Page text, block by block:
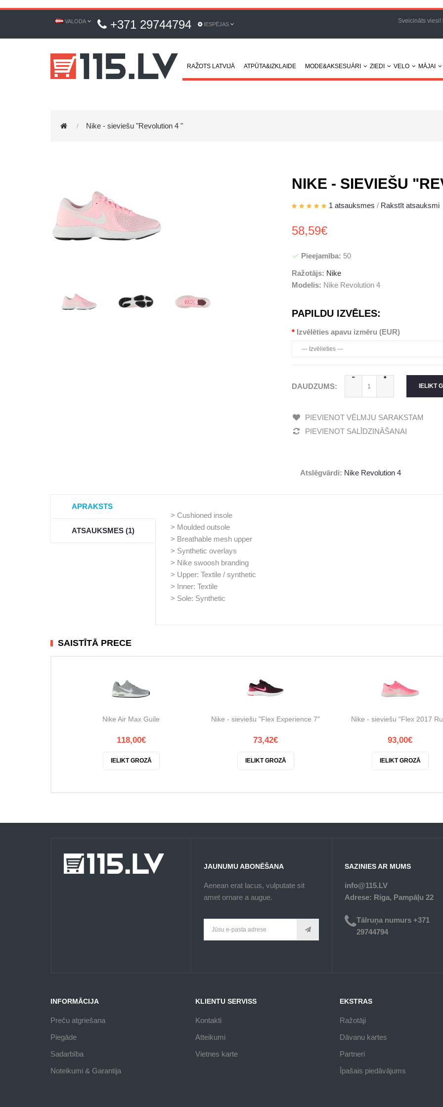
VALODA +371 29744794 IESPĒJAS Sveicināts viesi!
RAŽOTS LATVIJĀ ATPŪTA&IZKLAIDE MODE&AKSESUĀRI ZIEDI VELO MĀJAI
Nike - sieviešu "Revolution 4 "
NIKE - SIEVIEŠU
1 atsauksmes / Rakstīt atsauksmi
58,59€
Pieejamība: 50
Ražotājs: Nike
Modelis: Nike Revolution 4
PAPILDU IZVĒLES:
Izvēlēties apavu izmēru (EUR)
DAUDZUMS: IELIKT
PIEVIENOT VĒLMJU SARAKSTAM
PIEVIENOT SALĪDZINĀŠANAI
Atslēgvārdi: Nike Revolution 4
APRAKSTS
ATSAUKSMES (1)
> Cushioned insole
> Moulded outsole
> Breathable mesh upper
> Synthetic overlays
> Nike swoosh branding
> Upper: Textile / synthetic
> Inner: Textile
> Sole: Synthetic
SAISTĪTĀ PRECE
Nike Air Max Guile
118,00€
IELIKT GROZĀ
Nike - sieviešu "Flex Experience 7"
73,42€
IELIKT GROZĀ
Nike - sieviešu "Flex 2017
93,00€
IELIKT GROZĀ
JAUNUMU ABONĒŠANA
Aenean erat lacus, vulputate sit
amet ornare a augue.
SAZINIES AR MUMS
info@115.LV
Adrese: Riga, Pampāļu 22
Tālruņa numurs +371
29744794
INFORMĀCIJA
Preču atgriešana
Piegāde
Sadarbība
Noteikumi & Garantija
KLIENTU SERVISS
Kontakti
Atteikumi
Vietnes karte
EKSTRAS
Ražotāji
Dāvanu kartes
Partneri
Īpašais piedāvājums